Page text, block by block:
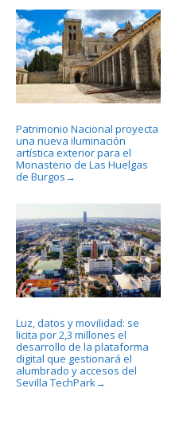
Patrimonio Nacional proyecta
una nueva iluminación
artística exterior para el
Monasterio de Las Huelgas
de Burgos →
Luz, datos y movilidad: se
licita por 2,3 millones el
desarrollo de la plataforma
digital que gestionará el
alumbrado y accesos del
Sevilla TechPark→